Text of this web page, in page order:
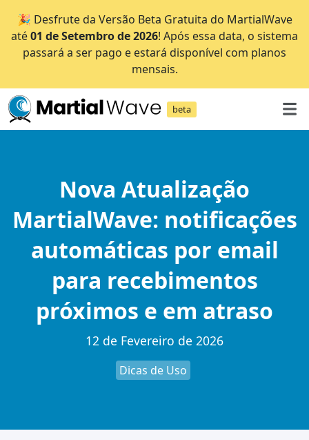
🎉 Desfrute da Versão Beta Gratuita do MartialWave
até01 de Setembro de 2026! Após essa data, o sistema
passará a ser pago e estará disponível com planos
mensais.
beta
Nova Atualização
MartialWave: notificações
automáticas por email
para recebimentos
próximos e em atraso
12 de Fevereiro de 2026
Dicas de Uso